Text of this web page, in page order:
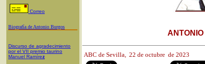
Correo
Biografía de Antonio Burgos
Discurso de agradecimiento
por el VII premio taurino
Manuel Ramírez ABC de Sevilla, 22 de octubre de 2023